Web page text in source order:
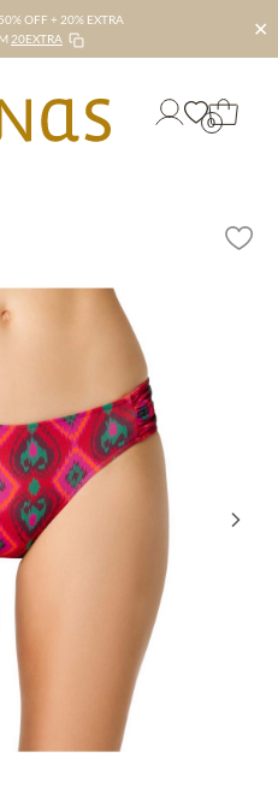
OFF + 20% EXTRA
20EXTRA ✕
0